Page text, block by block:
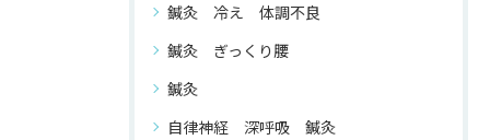
鍼灸 冷え 体調不良
鍼灸 ぎっくり腰
鍼灸
自律神経 深呼吸 鍼灸